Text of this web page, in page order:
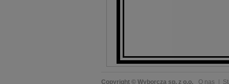
Copyright © Wyborcza sp. z o.o. O nas